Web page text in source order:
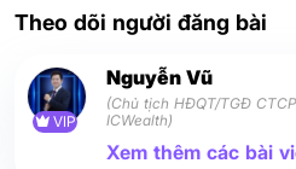
Theo dõi người đăng bài
VIP
Nguyễn Vũ
(Chủ tịch HĐQT/TGĐ
ICWealth)
Xem thêm các bài